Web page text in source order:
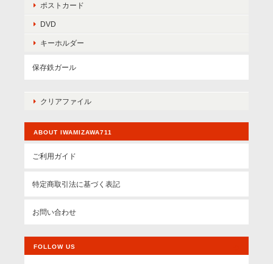
ポストカード
DVD
キーホルダー
保存鉄ガール
クリアファイル
ABOUT IWAMIZAWA711
ご利用ガイド
特定商取引法に基づく表記
お問い合わせ
FOLLOW US